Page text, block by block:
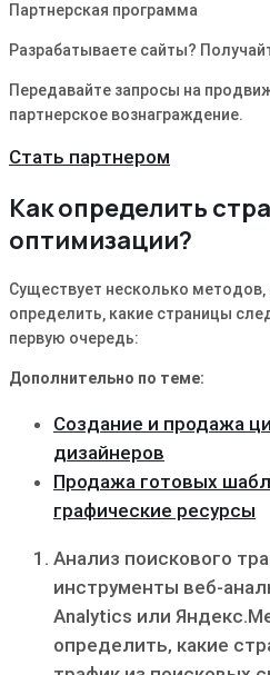
Партнерская программа
Разрабатываете сайты?
Передавайте запросы на
партнерское вознаграждение.
Стать партнером
Как определить
оптимизации?
Существует несколько
определить‚ какие страницы
первую очередь:
Дополнительно по теме:
Создание и продажа
дизайнеров
Продажа готовых
графические ресурсы
Анализ поискового
инструменты веб-
Analytics или
определить‚ какие